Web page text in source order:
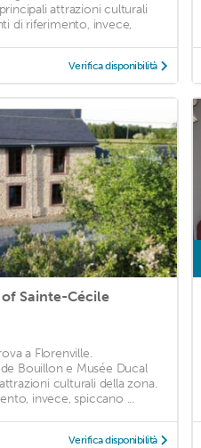
attrazioni culturali
di riferimento, invece,
Verifica disponibilità
Sainte-Cécile
a Florenville.
Bouillon e Musée Ducal
culturali della zona.
invece, spiccano ...
Verifica disponibilità